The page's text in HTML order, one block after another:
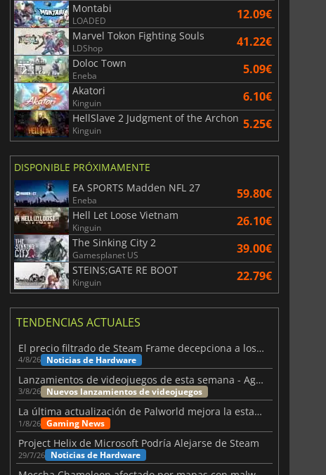
Montabi
LOADED 12.09€
Marvel Tokon Fighting Souls
LDShop 41.22€
Doloc Town
Eneba 5.09€
Akatori
Kinguin 6.10€
HellSlave 2 Judgment of the Archon
Kinguin 5.25€
DISPONIBLE PRÓXIMAMENTE
EA SPORTS Madden NFL 27
Eneba 59.80€
Hell Let Loose Vietnam
Kinguin 26.10€
The Sinking City 2
Gamesplanet US 39.00€
STEINS;GATE RE BOOT
Kinguin 22.79€
TENDENCIAS ACTUALES
El precio filtrado de Steam Frame decepciona a los usuarios
4/8/26 Noticias de Hardware
Lanzamientos de videojuegos de esta semana - Agosto de 2026 (semana 32)
3/8/26 Nuevos lanzamientos de videojuegos
La última actualización de Palworld mejora la estabilidad
1/8/26 Gaming News
Project Helix de Microsoft Podría Alejarse de Steam
29/7/26 Noticias de Hardware